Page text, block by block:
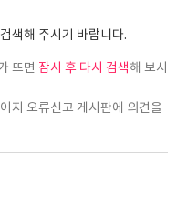
색해 주시기 바랍니다.
뜨면 잠시 후 다시 검색해 보시
지 오류신고 게시판에 의견을